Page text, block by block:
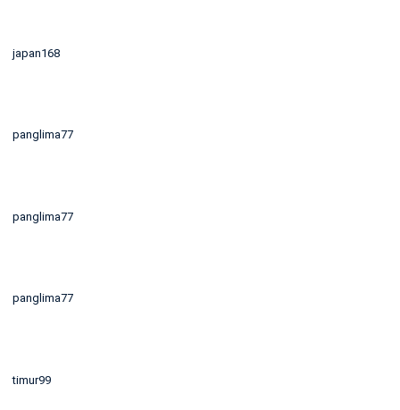
japan168
panglima77
panglima77
panglima77
timur99